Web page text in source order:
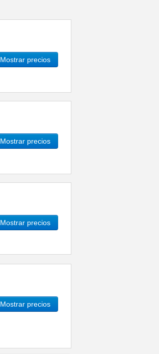
Mostrar precios
Mostrar precios
Mostrar precios
Mostrar precios